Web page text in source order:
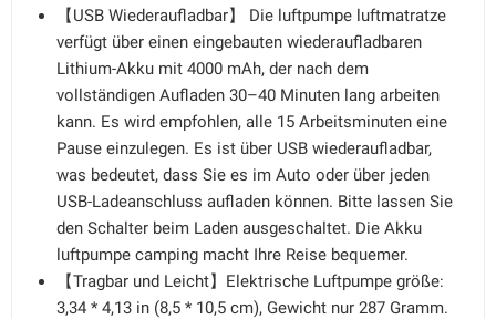
【USB Wiederaufladbar】 Die luftpumpe luftmatratze
verfügt über einen eingebauten wiederaufladbaren
Lithium-Akku mit 4000 mAh, der nach dem
vollständigen Aufladen 30–40 Minuten lang arbeiten
kann. Es wird empfohlen, alle 15 Arbeitsminuten eine
Pause einzulegen. Es ist über USB wiederaufladbar,
was bedeutet, dass Sie es im Auto oder über jeden
USB-Ladeanschluss aufladen können. Bitte lassen Sie
den Schalter beim Laden ausgeschaltet. Die Akku
luftpumpe camping macht Ihre Reise bequemer.
【Tragbar und Leicht】Elektrische Luftpumpe größe:
3,34 * 4,13 in (8,5 * 10,5 cm), Gewicht nur 287 Gramm.